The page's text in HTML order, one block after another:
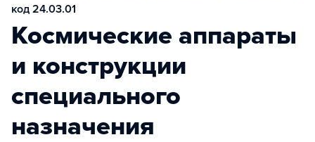
код 24.03.01
Космические аппараты
и конструкции
специального
назначения